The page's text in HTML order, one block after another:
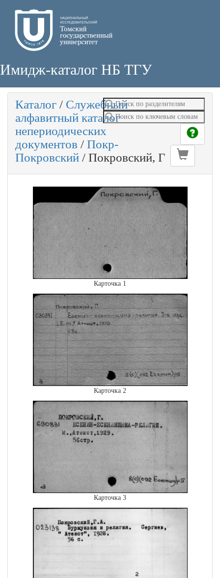
Имидж-каталог НБ ТГУ
Каталог / Служебный
алфавитный каталог
непериодических
документов / Покр-
Покровский / Покровский, Г
Карточка 1
Карточка 2
Карточка 3